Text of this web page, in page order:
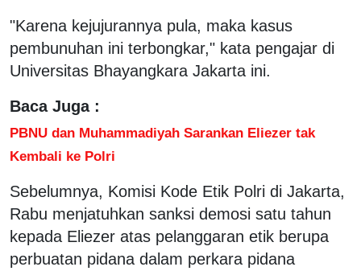
"Karena kejujurannya pula, maka kasus
pembunuhan ini terbongkar," kata pengajar di
Universitas Bhayangkara Jakarta ini.
Baca Juga :
PBNU dan Muhammadiyah Sarankan Eliezer tak
Kembali ke Polri
Sebelumnya, Komisi Kode Etik Polri di Jakarta,
Rabu menjatuhkan sanksi demosi satu tahun
kepada Eliezer atas pelanggaran etik berupa
perbuatan pidana dalam perkara pidana